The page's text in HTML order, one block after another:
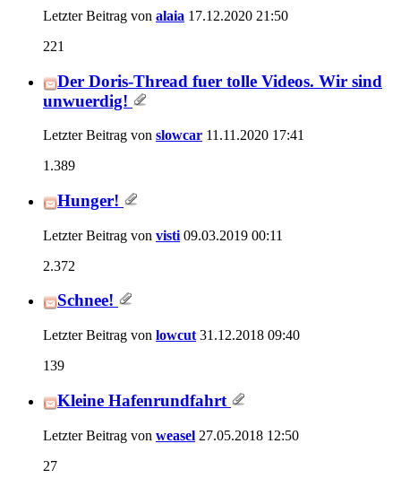
Letzter Beitrag von alaia 17.12.2020 21:50
221
Der Doris-Thread fuer tolle Videos. Wir sind
unwuerdig!
Letzter Beitrag von slowcar 11.11.2020 17:41
1.389
Hunger!
Letzter Beitrag von visti 09.03.2019 00:11
2.372
Schnee!
Letzter Beitrag von lowcut 31.12.2018 09:40
139
Kleine Hafenrundfahrt
Letzter Beitrag von weasel 27.05.2018 12:50
27